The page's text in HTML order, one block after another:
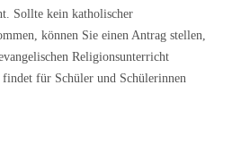
Sollte kein katholischer
können Sie einen Antrag stellen,
Religionsunterricht
für Schüler und Schülerinnen